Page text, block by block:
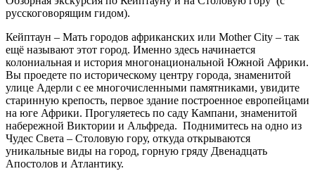
русскоговорящим гидом).
Кейптаун – Мать городов африканских или Mother City – так
ещё называют этот город. Именно здесь начинается
колониальная и история многонациональной Южной Африки.
Вы проедете по историческому центру города, знаменитой
улице Адерли с ее многочисленными памятниками, увидите
старинную крепость, первое здание построенное европейцами
на юге Африки. Прогуляетесь по саду Кампани, знаменитой
набережной Виктории и Альфреда. Поднимитесь на одно из
Чудес Света – Столовую гору, откуда открываются
уникальные виды на город, горную гряду Двенадцать
Апостолов и Атлантику.